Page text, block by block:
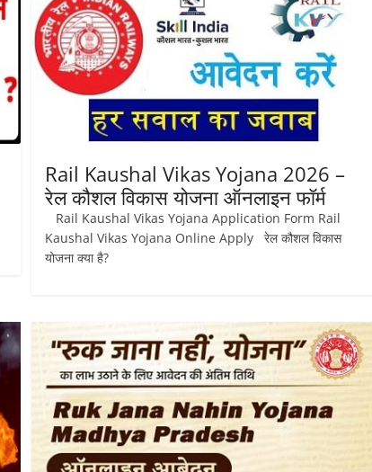
Rail Kaushal Vikas Yojana 2026 –
रेल कौशल विकास योजना ऑनलाइन फॉर्म
Rail Kaushal Vikas Yojana Application Form Rail
Kaushal Vikas Yojana Online Apply रेल कौशल विकास
योजना क्‍या है?